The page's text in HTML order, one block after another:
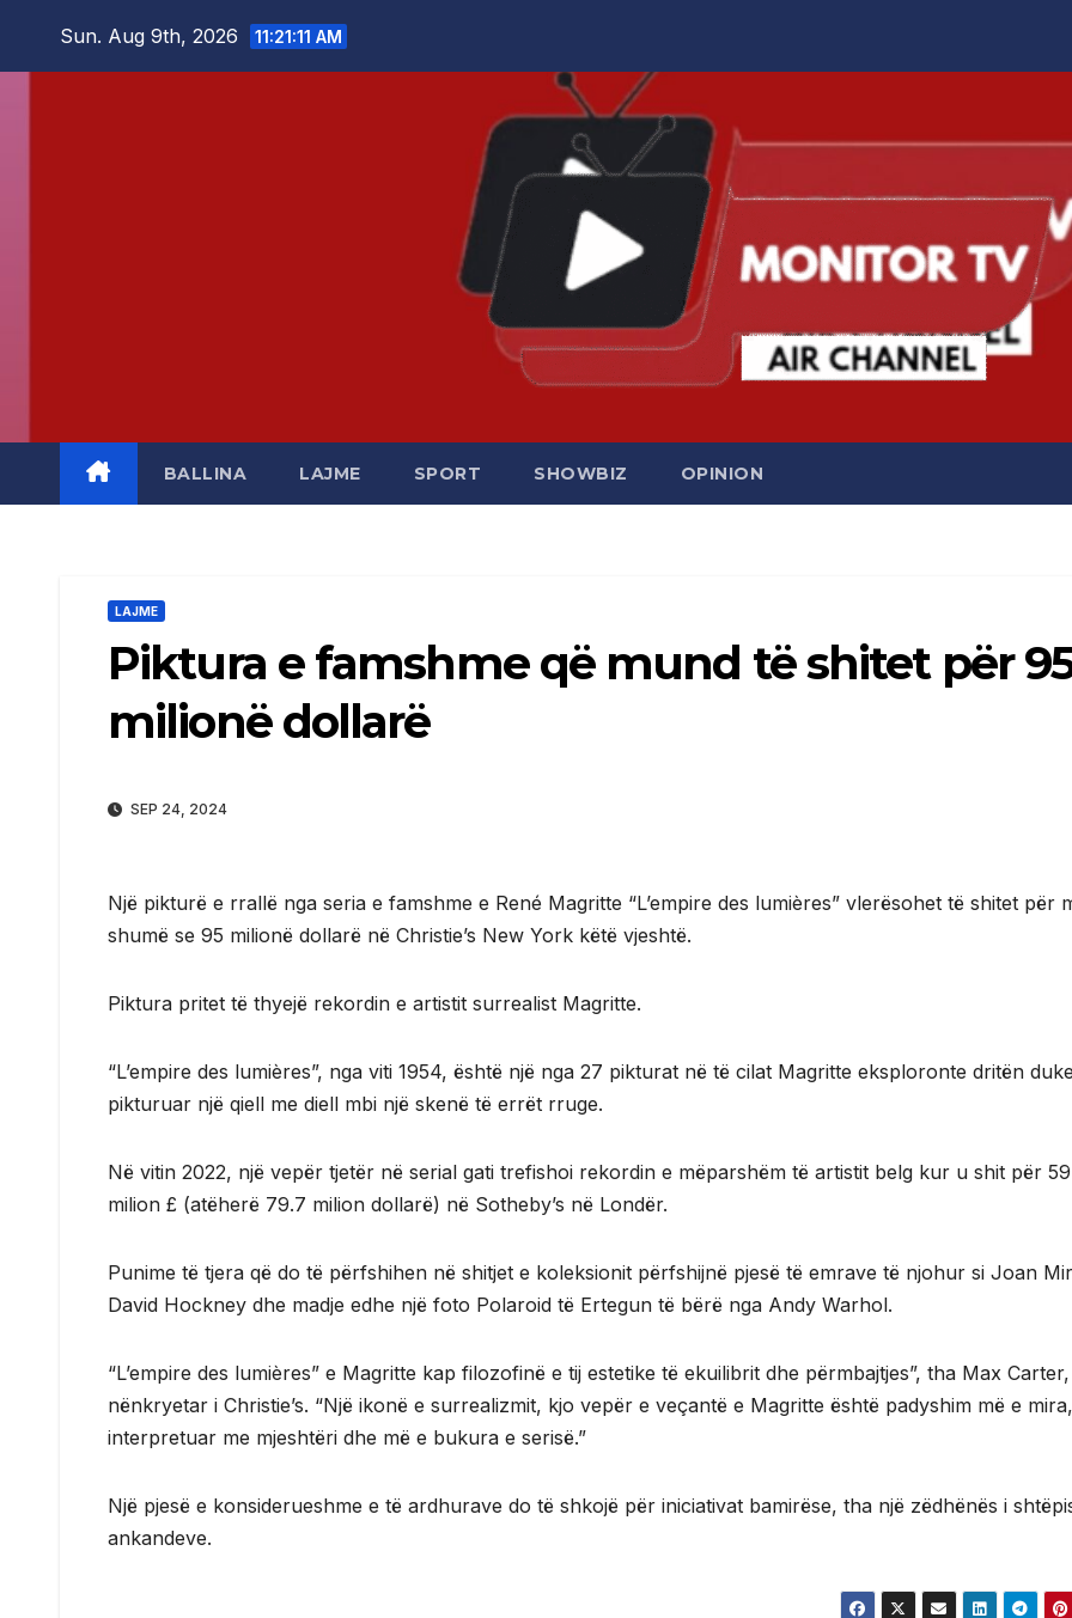
Sun. Aug 9th, 2026 11:21:11 AM
BALLINA LAJME SPORT SHOWBIZ OPINION
LAJME
Piktura e famshme që mund të shitet për
milionë dollarë
SEP 24, 2024
Një pikturë e rrallë nga seria e famshme e René Magritte “L’empire des lumières” vlerësohet të shitet për
shumë se 95 milionë dollarë në Christie’s New York këtë vjeshtë.
Piktura pritet të thyejë rekordin e artistit surrealist Magritte.
“L’empire des lumières”, nga viti 1954, është një nga 27 pikturat në të cilat Magritte eksploronte dritën
pikturuar një qiell me diell mbi një skenë të errët rruge.
Në vitin 2022, një vepër tjetër në serial gati trefishoi rekordin e mëparshëm të artistit belg kur u shit për
milion £ (atëherë 79.7 milion dollarë) në Sotheby’s në Londër.
Punime të tjera që do të përfshihen në shitjet e koleksionit përfshijnë pjesë të emrave të njohur si Joan
David Hockney dhe madje edhe një foto Polaroid të Ertegun të bërë nga Andy Warhol.
“L’empire des lumières” e Magritte kap filozofinë e tij estetike të ekuilibrit dhe përmbajtjes”, tha Max Carter,
nënkryetar i Christie’s. “Një ikonë e surrealizmit, kjo vepër e veçantë e Magritte është padyshim më e
interpretuar me mjeshtëri dhe më e bukura e serisë.”
Një pjesë e konsiderueshme e të ardhurave do të shkojë për iniciativat bamirëse, tha një zëdhënës i
ankandeve.